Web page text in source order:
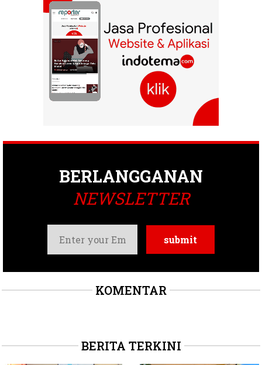
BERLANGGANAN
NEWSLETTER
KOMENTAR
BERITA TERKINI